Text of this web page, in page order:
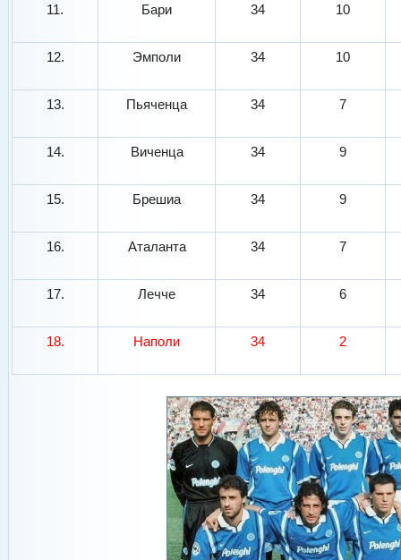
11. Бари 34 10
12. Эмполи 34 10
13. Пьяченца 34 7
14. Виченца 34 9
15. Брешиа 34 9
16. Аталанта 34 7
17. Лечче 34 6
18. Наполи 34 2